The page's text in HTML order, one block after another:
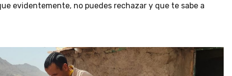
evidentemente, no puedes rechazar y que te sabe a